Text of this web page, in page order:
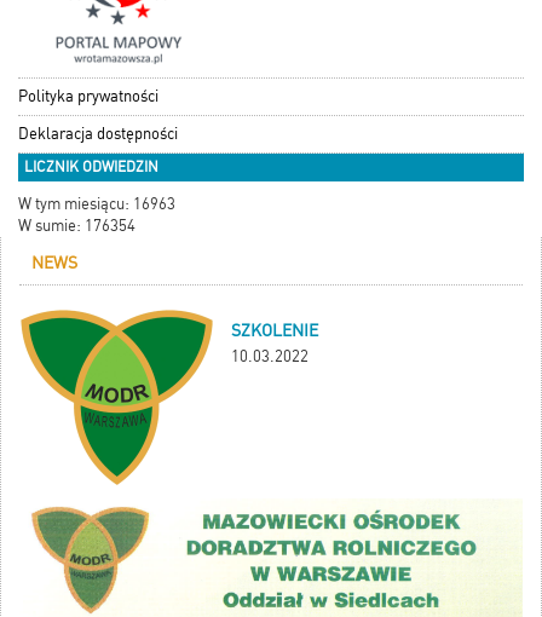
Polityka prywatności
Deklaracja dostępności
LICZNIK ODWIEDZIN
W tym miesiącu: 16963
W sumie: 176354
NEWS
SZKOLENIE
10.03.2022